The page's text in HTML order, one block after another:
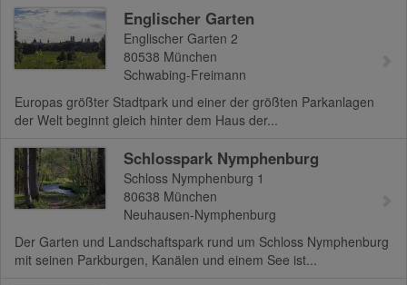
Englischer Garten
Englischer Garten 2
80538 München
Schwabing-Freimann
Europas größter Stadtpark und einer der größten Parkanlagen
der Welt beginnt gleich hinter dem Haus der...
Schlosspark Nymphenburg
Schloss Nymphenburg 1
80638 München
Neuhausen-Nymphenburg
Der Garten und Landschaftspark rund um Schloss Nymphenburg
mit seinen Parkburgen, Kanälen und einem See ist...